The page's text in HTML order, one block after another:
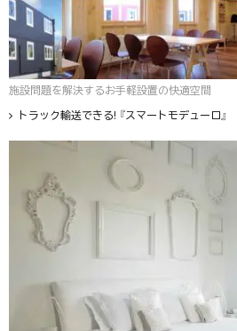
施設問題を解決するお手軽設置の快適空間
トラック輸送できる! 『スマートモデューロ』